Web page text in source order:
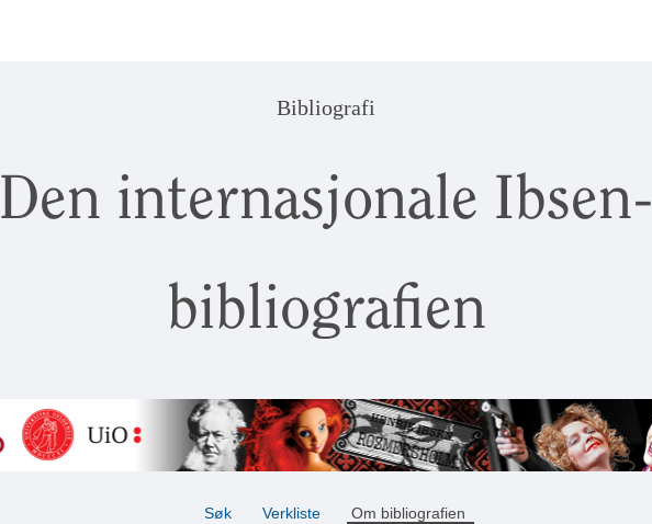
Bibliografi
Den internasjonale Ibsen-
bibliografien
Søk Verkliste Om bibliografien